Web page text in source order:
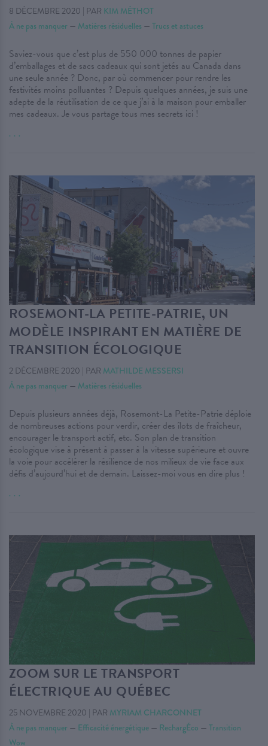
8 DÉCEMBRE 2020 | PAR KIM MÉTHOT
À ne pas manquer — Matières résiduelles — Trucs et astuces
Saviez-vous que c’est plus de 550 000 tonnes de papier
d’emballages et de sacs cadeaux qui sont jetés au Canada dans
une seule année ? Donc, par où commencer pour rendre les
festivités moins polluantes ? Depuis quelques années, je suis une
adepte de la réutilisation de ce que j’ai à la maison pour emballer
mes cadeaux. Je vous partage tous mes secrets ici !
. . .
ROSEMONT-LA PETITE-PATRIE, UN
MODÈLE INSPIRANT EN MATIÈRE DE
TRANSITION ÉCOLOGIQUE
2 DÉCEMBRE 2020 | PAR MATHILDE MESSERSI
À ne pas manquer — Matières résiduelles
Depuis plusieurs années déjà, Rosemont-La Petite-Patrie déploie
de nombreuses actions pour verdir, créer des îlots de fraîcheur,
encourager le transport actif, etc. Son plan de transition
écologique vise à présent à passer à la vitesse supérieure et ouvre
la voie pour accélérer la résilience de nos milieux de vie face aux
défis d’aujourd’hui et de demain. Laissez-moi vous en dire plus !
. . .
ZOOM SUR LE TRANSPORT
ÉLECTRIQUE AU QUÉBEC
25 NOVEMBRE 2020 | PAR MYRIAM CHARCONNET
À ne pas manquer — Efficacité énergétique — RechargÉco — Transition
Wow